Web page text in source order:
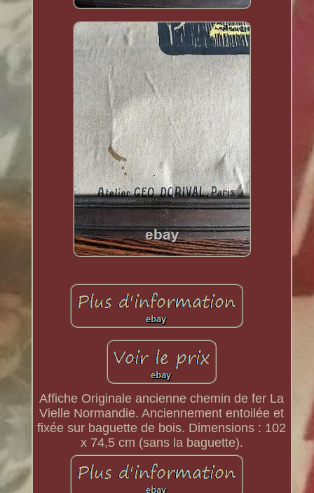
Affiche Originale ancienne chemin de fer La
Vielle Normandie. Anciennement entoilée et
fixée sur baguette de bois. Dimensions : 102
x 74,5 cm (sans la baguette).